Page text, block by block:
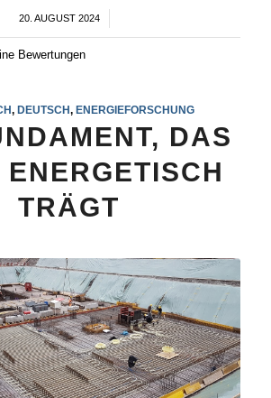
20. AUGUST 2024
/
Bewertungen
, DEUTSCH, ENERGIEFORSCHUNG
DAS
TRÄGT